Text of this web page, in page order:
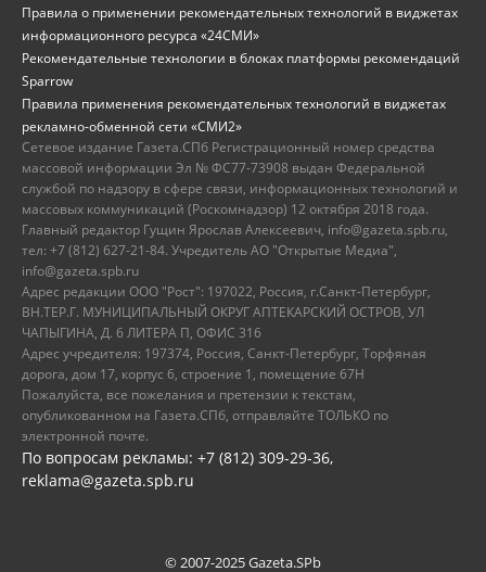
Правила о применении рекомендательных технологий в виджетах
информационного ресурса «24СМИ»
Рекомендательные технологии в блоках платформы рекомендаций
Sparrow
Правила применения рекомендательных технологий в виджетах
рекламно-обменной сети «СМИ2»
Сетевое издание Газета.СПб Регистрационный номер средства
массовой информации Эл № ФС77-73908 выдан Федеральной
службой по надзору в сфере связи, информационных технологий и
массовых коммуникаций (Роскомнадзор) 12 октября 2018 года.
Главный редактор Гущин Ярослав Алексеевич, info@gazeta.spb.ru,
тел: +7 (812) 627-21-84. Учредитель АО "Открытые Медиа",
info@gazeta.spb.ru
Адрес редакции ООО "Рост": 197022, Россия, г.Санкт-Петербург,
ВН.ТЕР.Г. МУНИЦИПАЛЬНЫЙ ОКРУГ АПТЕКАРСКИЙ ОСТРОВ, УЛ
ЧАПЫГИНА, Д. 6 ЛИТЕРА П, ОФИС 316
Адрес учредителя: 197374, Россия, Санкт-Петербург, Торфяная
дорога, дом 17, корпус 6, строение 1, помещение 67Н
Пожалуйста, все пожелания и претензии к текстам,
опубликованном на Газета.СПб, отправляйте ТОЛЬКО по
электронной почте.
По вопросам рекламы: +7 (812) 309-29-36,
reklama@gazeta.spb.ru
© 2007-2025 Gazeta.SPb